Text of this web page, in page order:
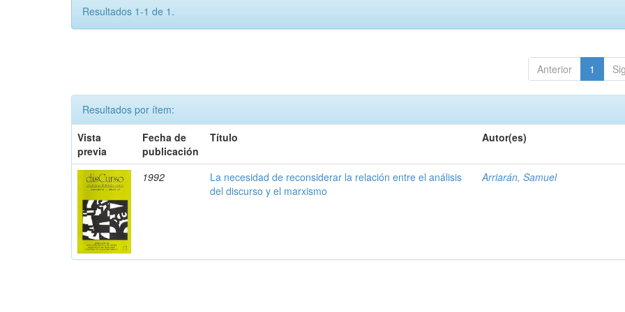
Resultados 1-1 de 1.
Anterior 1
Resultados por ítem:
Vista
previa
Fecha de
publicación
Título Autor(es)
1992
La necesidad de reconsiderar la relación entre el análisis
del discurso y el marxismo
Arriarán, Samuel